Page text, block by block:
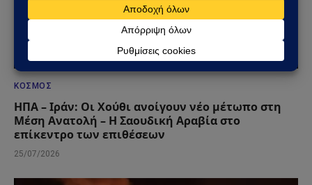
ΚΌΣΜΟΣ
ΗΠΑ – Ιράν: Οι Χούθι ανοίγουν νέο μέτωπο στη
Μέση Ανατολή – Η Σαουδική Αραβία στο
επίκεντρο των επιθέσεων
25/07/2026